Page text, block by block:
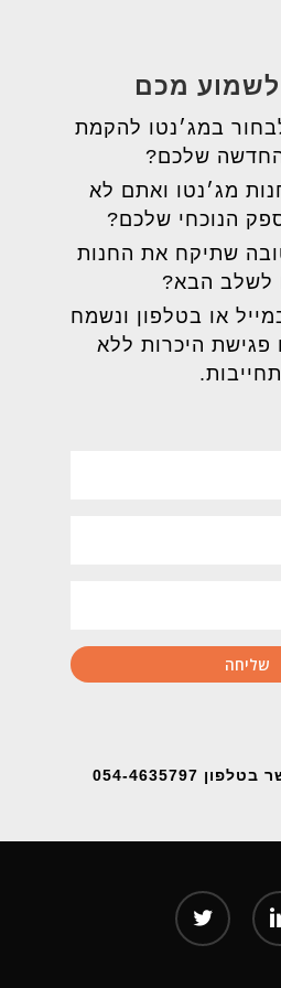
מכם
במג׳נטו להקמת
שלכם?
מג׳נטו ואתם לא
הנוכחי שלכם?
שתיקח את החנות
לשלב הבא?
או בטלפון ונשמח
פגישת היכרות ללא
054-4635797
twitter